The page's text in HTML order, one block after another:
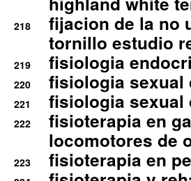
218
fijacion de la no
tornillo estudio
219 fisiologia
220 fisiologia sexual
221 fisiologia sexual
222
fisioterapia en
locomotores de
223 fisioterapia en